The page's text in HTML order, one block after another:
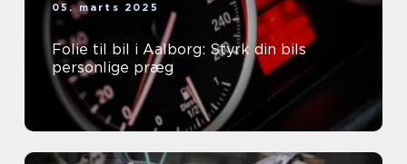
05. marts 2025
Folie til bil i Aalborg: Styrk din bils
personlige præg